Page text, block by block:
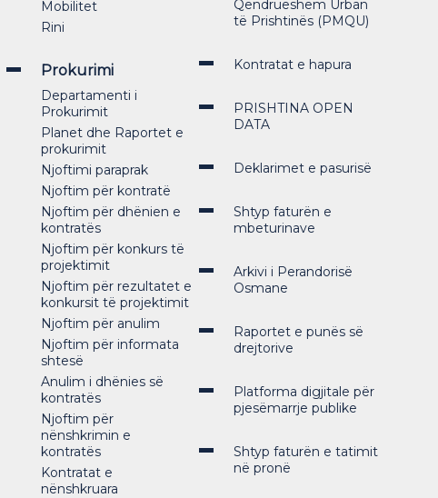
Mobilitet
Rini
Prokurimi
Departamenti i
Prokurimit
Planet dhe Raportet e
prokurimit
Njoftimi paraprak
Njoftim për kontratë
Njoftim për dhënien e
kontratës
Njoftim për konkurs të
projektimit
Njoftim për rezultatet e
konkursit të projektimit
Njoftim për anulim
Njoftim për informata
shtesë
Anulim i dhënies së
kontratës
Njoftim për
nënshkrimin e
kontratës
Kontratat e
nënshkruara
Qëndrueshëm Urban
të Prishtinës (PMQU)
Kontratat e hapura
PRISHTINA OPEN
DATA
Deklarimet e pasurisë
Shtyp faturën e
mbeturinave
Arkivi i Perandorisë
Osmane
Raportet e punës së
drejtorive
Platforma digjitale për
pjesëmarrje publike
Shtyp faturën e tatimit
në pronë